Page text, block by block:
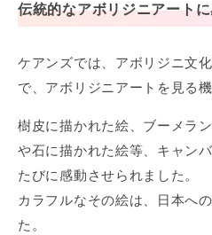
伝統的なアボリジニアート
ケアンズでは、アボリジニ文
で、アボリジニアートを見る
樹皮に描かれた絵、ブーメラ
や石に描かれた絵等、キャン
たびに感動させられました。
カラフルなその絵は、日本へ
た。